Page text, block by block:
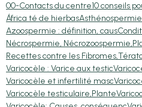
00-Contacts du centre10 conseils
África té de hierbas
Azoospermie : définition, caus
Nécrospermie, Nécrozoospermie,
Recettes contre les Fibromes,
Varicocèle : Varice aux testic
Varicocèle et infertilité masc
Varicocèle testiculaire,Plante